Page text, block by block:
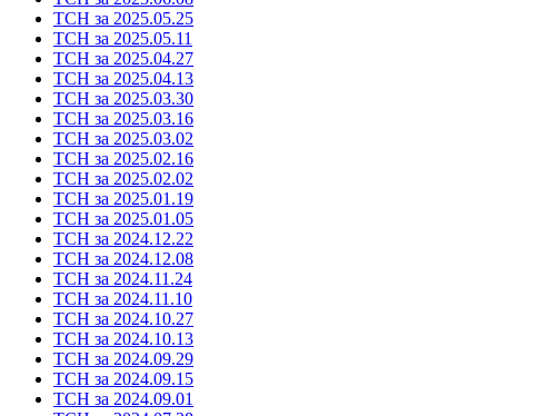
ТСН за 2025.05.25
ТСН за 2025.05.11
ТСН за 2025.04.27
ТСН за 2025.04.13
ТСН за 2025.03.30
ТСН за 2025.03.16
ТСН за 2025.03.02
ТСН за 2025.02.16
ТСН за 2025.02.02
ТСН за 2025.01.19
ТСН за 2025.01.05
ТСН за 2024.12.22
ТСН за 2024.12.08
ТСН за 2024.11.24
ТСН за 2024.11.10
ТСН за 2024.10.27
ТСН за 2024.10.13
ТСН за 2024.09.29
ТСН за 2024.09.15
ТСН за 2024.09.01